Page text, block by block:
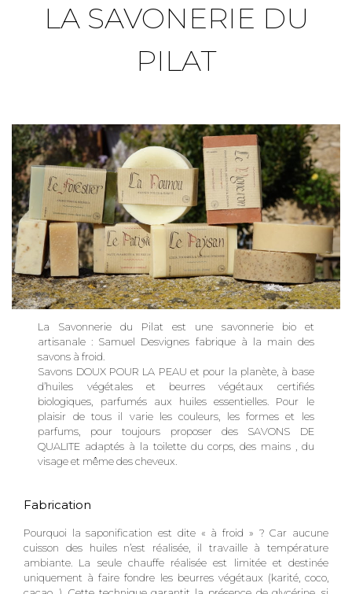
LA SAVONERIE DU
PILAT
La Savonnerie du Pilat est une savonnerie bio et
artisanale : Samuel Desvignes fabrique à la main des
savons à froid.
Savons DOUX POUR LA PEAU et pour la planète, à base
d’huiles végétales et beurres végétaux certifiés
biologiques, parfumés aux huiles essentielles. Pour le
plaisir de tous il varie les couleurs, les formes et les
parfums, pour toujours proposer des SAVONS DE
QUALITE adaptés à la toilette du corps, des mains , du
visage et même des cheveux.
Fabrication
Pourquoi la saponification est dite « à froid » ? Car aucune
cuisson des huiles n’est réalisée, il travaille à température
ambiante. La seule chauffe réalisée est limitée et destinée
uniquement à faire fondre les beurres végétaux (karité, coco,